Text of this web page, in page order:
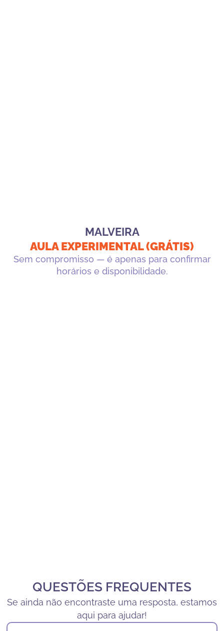
MALVEIRA
AULA EXPERIMENTAL (GRÁTIS)
Sem compromisso — é apenas para confirmar
horários e disponibilidade.
QUESTÕES FREQUENTES
Se ainda não encontraste uma resposta, estamos
aqui para ajudar!